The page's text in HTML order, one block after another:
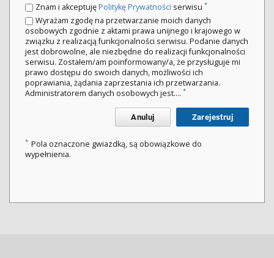
Znam i akceptujęPolitykę Prywatności serwisu *
Wyrażam zgodę na przetwarzanie moich danych
osobowych zgodnie z aktami prawa unijnego i krajowego w
związku z realizacją funkcjonalności serwisu. Podanie danych
jest dobrowolne, ale niezbędne do realizacji funkcjonalności
serwisu. Zostałem/am poinformowany/a, że przysługuje mi
prawo dostępu do swoich danych, możliwości ich
poprawiania, żądania zaprzestania ich przetwarzania.
Administratorem danych osobowych jest.... *
Anuluj Zarejestruj
* Pola oznaczone gwiazdką, są obowiązkowe do
wypełnienia.